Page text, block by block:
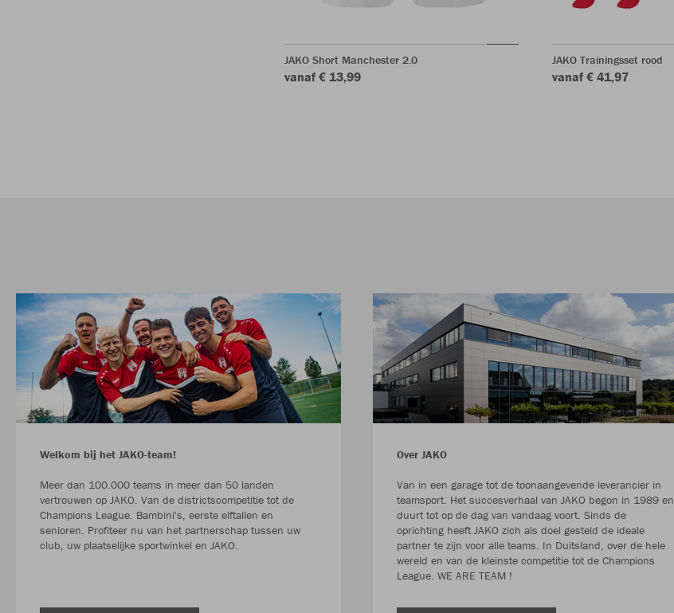
JAKO Short Manchester 2.0
vanaf € 13,99
JAKO Trainingsset rood
vanaf € 41,97
Welkom bij het JAKO-team!
Meer dan 100.000 teams in meer dan 50 landen
vertrouwen op JAKO. Van de districtscompetitie tot de
Champions League. Bambini's, eerste elftallen en
senioren. Profiteer nu van het partnerschap tussen uw
club, uw plaatselijke sportwinkel en JAKO.
Over JAKO
Van in een garage tot de toonaangevende leverancier in
teamsport. Het succesverhaal van JAKO begon in 1989 en
duurt tot op de dag van vandaag voort. Sinds de
oprichting heeft JAKO zich als doel gesteld de ideale
partner te zijn voor alle teams. In Duitsland, over de hele
wereld en van de kleinste competitie tot de Champions
League. WE ARE TEAM !